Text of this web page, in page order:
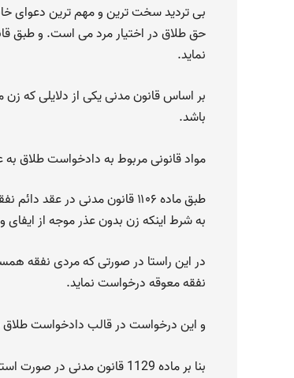
بی تردید سخت ترین و مهم ترین دعوای
حق طلاق در اختیار مرد می است. و طبق
نماید.
بر اساس قانون مدنی یکی از دلایلی که
باشد.
مواد قانونی مربوط به دادخواست طلاق
طبق ماده ۱۱۰۶ قانون مدنی
به شرط اینکه زن بدون عذر موجه از ایفای
در این راستا در صورتی که مردی نفقه
نفقه معوقه درخواست نماید.
و این درخواست در قالب دادخواست
بنا بر ماده 1129 قانون مدنی در صورت استنکاف شوهر از پرداخت نفقه و همچنین عدم توانایی مرد از پرداخت نفقه،